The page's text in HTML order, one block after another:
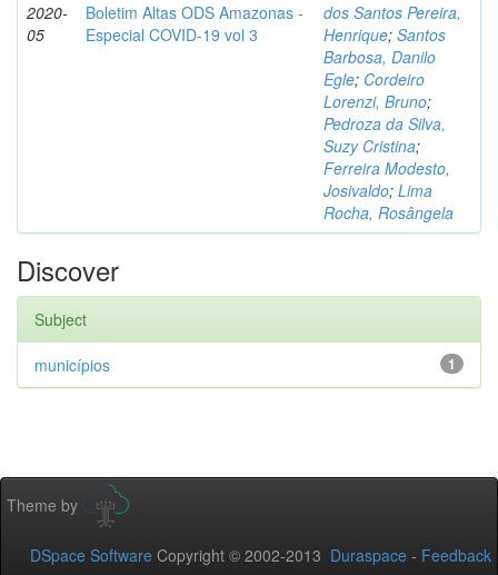
2020-
05
Boletim Altas ODS Amazonas -
Especial COVID-19 vol 3
dos Santos Pereira,
Henrique; Santos
Barbosa, Danilo
Egle; Cordeiro
Lorenzi, Bruno;
Pedroza da Silva,
Suzy Cristina;
Ferreira Modesto,
Josivaldo; Lima
Rocha, Rosângela
Discover
Subject
1
municípios
Theme by
DSpace Software Copyright © 2002-2013 Duraspace - Feedback